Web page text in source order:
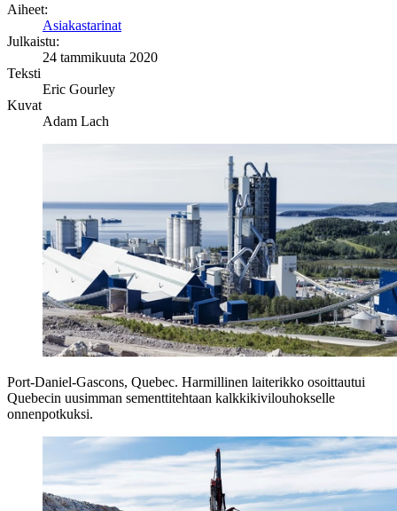
Aiheet:
Asiakastarinat
Julkaistu:
24 tammikuuta 2020
Teksti
Eric Gourley
Kuvat
Adam Lach
Port-Daniel-Gascons, Quebec. Harmillinen laiterikko osoittautui
Quebecin uusimman sementtitehtaan kalkkikivilouhokselle
onnenpotkuksi.